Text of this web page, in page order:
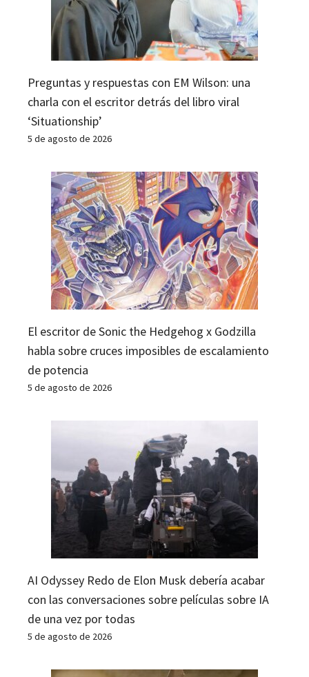
Preguntas y respuestas con EM Wilson: una
charla con el escritor detrás del libro viral
‘Situationship’
5 de agosto de 2026
El escritor de Sonic the Hedgehog x Godzilla
habla sobre cruces imposibles de escalamiento
de potencia
5 de agosto de 2026
AI Odyssey Redo de Elon Musk debería acabar
con las conversaciones sobre películas sobre IA
de una vez por todas
5 de agosto de 2026